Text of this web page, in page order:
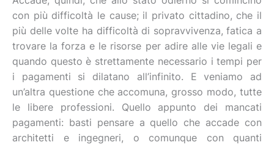
con più difficoltà le cause; il privato cittadino, che il
più delle volte ha difficoltà di sopravvivenza, fatica a
trovare la forza e le risorse per adire alle vie legali e
quando questo è strettamente necessario i tempi per
i pagamenti si dilatano all’infinito. E veniamo ad
un’altra questione che accomuna, grosso modo, tutte
le libere professioni. Quello appunto dei mancati
pagamenti: basti pensare a quello che accade con
architetti e ingegneri, o comunque con quanti